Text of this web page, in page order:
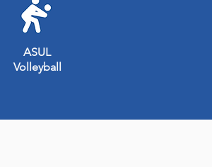
ASUL
Volleyball